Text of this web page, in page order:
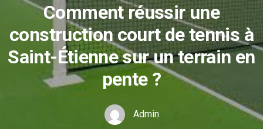
Comment réussir une
construction court de tennis à
Saint-Étienne sur un terrain en
pente ?
Admin